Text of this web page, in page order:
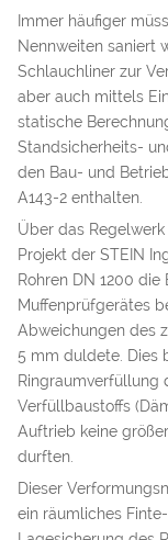
Immer häufiger
Nennweiten saniert
Schlauchliner zur
aber auch mittels
statische
Standsicherheits-
den Bau- und
A143-2 enthalten.
Über das
Projekt der STEIN
Rohren DN 1200
Muffenprüfgerätes
Abweichungen des
5 mm duldete. Dies
Ringraumverfüllung
Verfüllbaustoffs
Auftrieb keine
durften.
Dieser
ein räumliches